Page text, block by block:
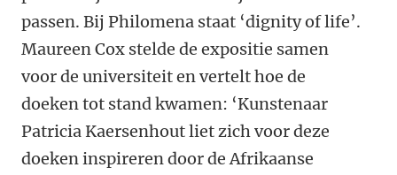
passen. Bij Philomena staat ‘dignity of life’.
Maureen Cox stelde de expositie samen
voor de universiteit en vertelt hoe de
doeken tot stand kwamen: ‘Kunstenaar
Patricia Kaersenhout liet zich voor deze
doeken inspireren door de Afrikaanse